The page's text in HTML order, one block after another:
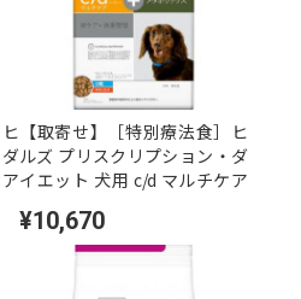
【取寄せ】［特別療法食］ヒ
ルズ プリスクリプション・ダ
イエット 犬用 c/d マルチケア
入り ドライ 3kg
¥10,670